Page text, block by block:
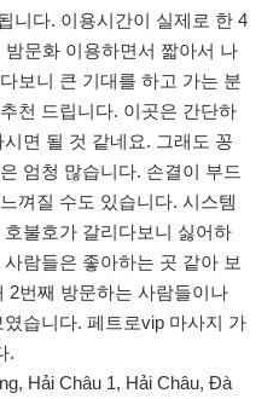
니다. 이용시간이 실제로 한 4
문화 이용하면서 짧아서 나
보니 큰 기대를 하고 가는 분
천 드립니다. 이곳은 간단하
면 될 것 같네요. 그래도 꽁
엄청 많습니다. 손결이 부드
껴질 수도 있습니다. 시스템
불호가 갈리다보니 싫어하
람들은 좋아하는 곳 같아 보
2번째 방문하는 사람들이나
습니다. 페트로vip 마사지 가
.
Hải Châu 1, Hải Châu, Đà